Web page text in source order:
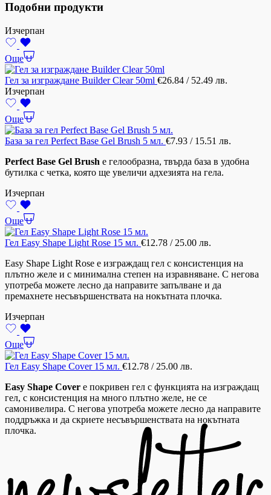
Подобни продукти
Изчерпан
Още
Гел за изграждане Builder Clear 50ml €26.84 / 52.49 лв.
Изчерпан
Още
База за гел Perfect Base Gel Brush 5 мл. €7.93 / 15.51 лв.
Perfect Base Gel Brush е гелообразна, твърда база в удобна
бутилка с четка, която ще увеличи адхезията на гела.
Изчерпан
Още
Гел Easy Shape Light Rose 15 мл. €12.78 / 25.00 лв.
Easy Shape Light Rose е изграждащ гел с консистенция на
плътно желе и с минимална степен на изравняване. С негова
употреба можете лесно да направите запълване и да
премахнете несъвършенствата на нокътната плочка.
Изчерпан
Още
Гел Easy Shape Cover 15 мл. €12.78 / 25.00 лв.
Easy Shape Cover е покривен гел с функцията на изграждащ
гел, с консистенция на много плътно желе, не се
самонивелира. С негова употреба можете лесно да направите
поддръжка и да скриете несъвършенствата на нокътната
плочка.